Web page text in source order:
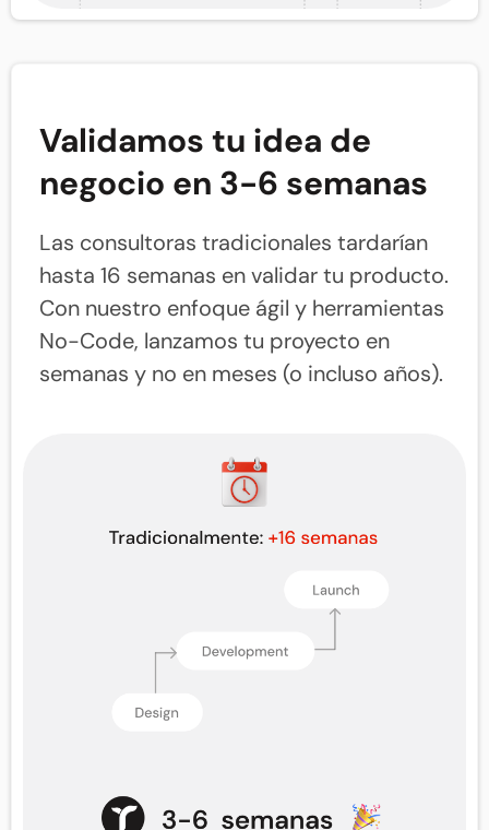
Validamos tu idea de
negocio en 3-6 semanas
Las consultoras tradicionales tardarían
hasta 16 semanas en validar tu producto.
Con nuestro enfoque ágil y herramientas
No-Code, lanzamos tu proyecto en
semanas y no en meses (o incluso años).